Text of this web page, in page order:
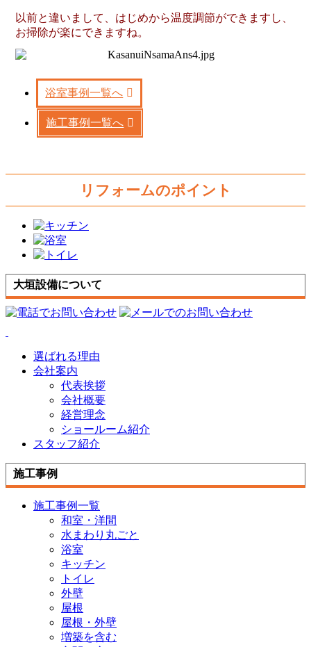
以前と違いまして、はじめから温度調節ができますし、
お掃除が楽にできますね。
浴室事例一覧へ
施工事例一覧へ
リフォームのポイント
大垣設備について
選ばれる理由
会社案内
代表挨拶
会社概要
経営理念
ショールーム紹介
スタッフ紹介
施工事例
施工事例一覧
和室・洋間
水まわり丸ごと
浴室
キッチン
トイレ
外壁
屋根
屋根・外壁
増築を含む